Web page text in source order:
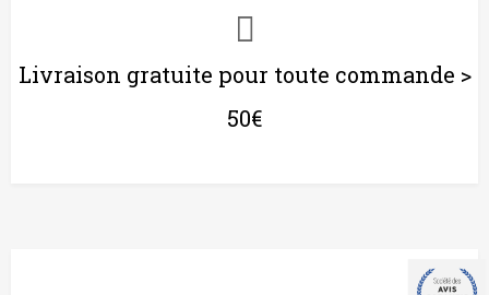
Livraison gratuite pour toute commande >
50€